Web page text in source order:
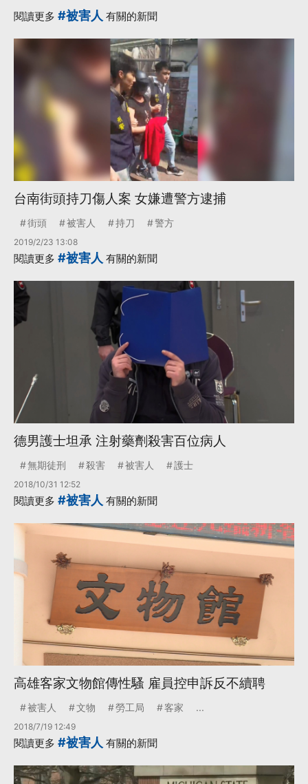
閱讀更多 #被害人 有關的新聞
台南街頭持刀傷人案 女嫌遭警方逮捕
街頭 被害人 持刀 警方
2019/2/23 13:08
閱讀更多 #被害人 有關的新聞
德男護士坦承 注射藥劑殺害百位病人
無期徒刑 殺害 被害人 護士
2018/10/31 12:52
閱讀更多 #被害人 有關的新聞
高雄客家文物館傳性騷 雇員控申訴反不續聘
被害人 文物 勞工局 客家 ...
2018/7/19 12:49
閱讀更多 #被害人 有關的新聞